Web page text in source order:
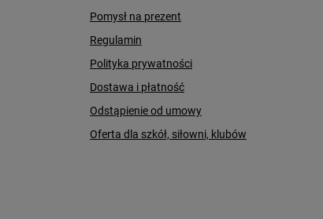
Pomysł na prezent
Regulamin
Polityka prywatności
Dostawa i płatność
Odstąpienie od umowy
Oferta dla szkół, siłowni, klubów